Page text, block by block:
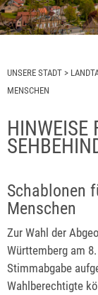
UNSERE STADT >
MENSCHEN
HINWEISE
Schablonen
Menschen
Zur Wahl der
Württemberg am
Stimmabgabe
Wahlberechtigte